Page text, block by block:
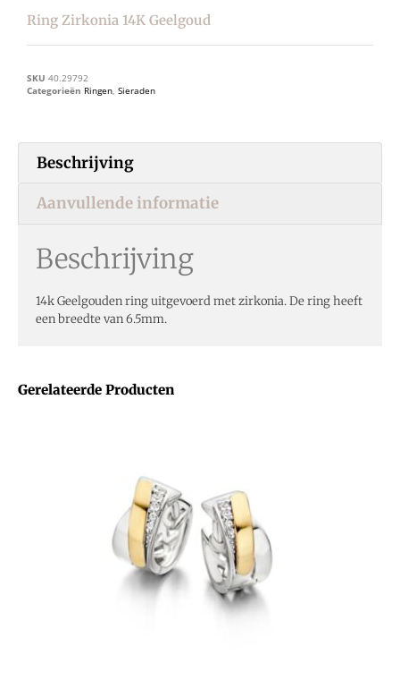
Gerelateerde Producten
Ring Zirkonia 14K Geelgoud
SKU 40.29792
Categorieën Ringen, Sieraden
Beschrijving
Aanvullende informatie
Beschrijving
14k Geelgouden ring uitgevoerd met zirkonia. De ring heeft
een breedte van 6.5mm.